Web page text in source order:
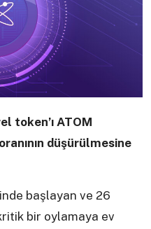
token’ı ATOM
düşürülmesine
başlayan ve 26
bir oylamaya ev